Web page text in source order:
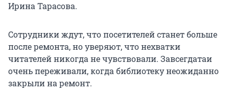
Ирина Тарасова.
Сотрудники ждут, что посетителей станет больше
после ремонта, но уверяют, что нехватки
читателей никогда не чувствовали. Завсегдатаи
очень переживали, когда библиотеку неожиданно
закрыли на ремонт.